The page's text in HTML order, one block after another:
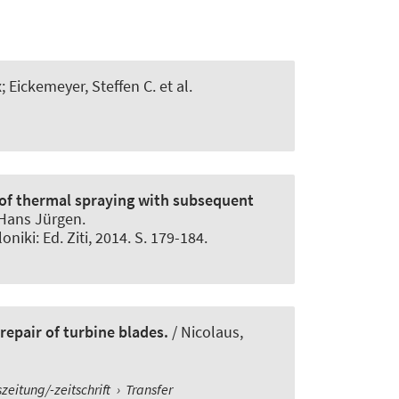
Steffen C. et al.
thermal spraying with subsequent
Jürgen.
Ed. Ziti, 2014. S. 179-184.
of turbine blades. / Nicolaus,
zeitschrift › Transfer